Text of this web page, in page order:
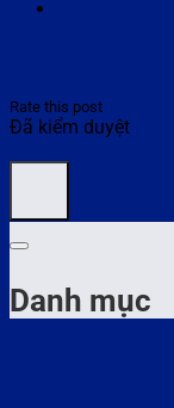
Rate this post
Đã kiểm duyệt
Danh mục